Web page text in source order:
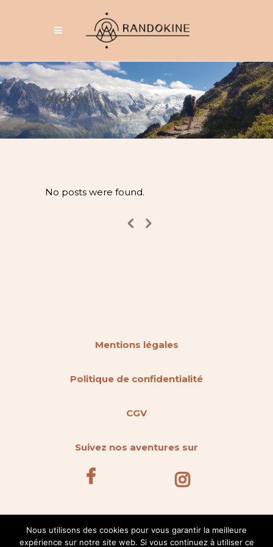
Archive
No posts were found.
Mentions légales
Politique de confidentialité
CGV
Suivez nos aventures sur
Nous utilisons des cookies pour vous garantir la meilleure
expérience sur notre site web. Si vous continuez à utiliser ce